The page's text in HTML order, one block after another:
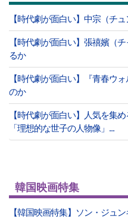
【時代劇が面白い】中宗（チ
【時代劇が面白い】張禧嬪（
るか
【時代劇が面白い】『青春ウ
のか
【時代劇が面白い】人気を集
「理想的な世子の人物像」...
韓国映画特集
【韓国映画特集】ソン・ジュ